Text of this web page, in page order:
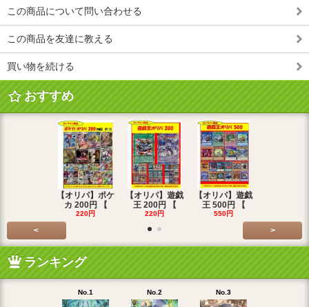
この商品について問い合わせる
この商品を友達に教える
買い物を続ける
おすすめ
【オリパ】ポケ
カ 200円 【
220円
【オリパ】遊戯
王 200円 【
220円
【オリパ】遊戯
王 500円 【
550円
< >
ランキング
No.1 No.2 No.3